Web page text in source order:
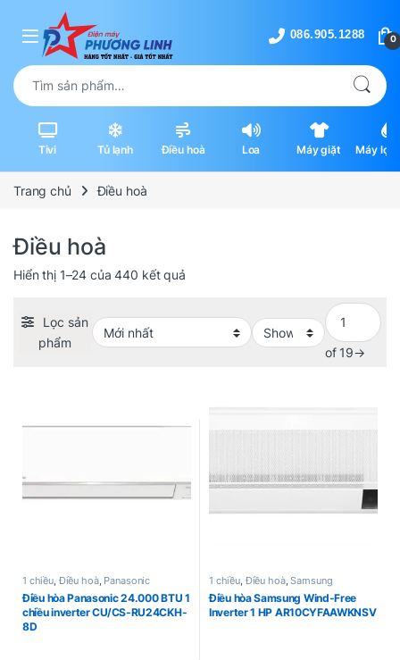
Skip to navigation
Skip to content
0
Tìm kiếm:
Tivi Tủ lạnh Điều hoà Loa Máy giặt
Máy lọc
Trang chủ Điều hoà
Điều hoà
Hiển thị 1–24 của 440 kết quảĐược sắp xếp theo mới nhất
Lọc sản
phẩm
of 19→
1 chiều, Điều hoà, Panasonic
Điều hòa Panasonic 24.000 BTU 1
chiều inverter CU/CS-RU24CKH-
8D
1 chiều, Điều hoà,Samsung
Điều hòa Samsung Wind-Free
Inverter 1 HP AR10CYFAAWKNSV